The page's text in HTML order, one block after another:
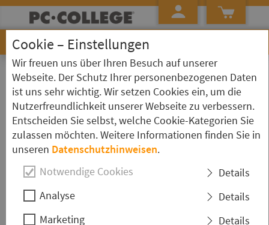
Startseite»Newsletter
Newsletter-Abmeldung
Zur Newsletter-Anmeldung hierklicken.
Cookie – Einstellungen
Wir freuen uns über Ihren Besuch auf unserer
Webseite. Der Schutz Ihrer personenbezogenen Daten
ist uns sehr wichtig. Wir setzen Cookies ein, um die
Nutzerfreundlichkeit unserer Webseite zu verbessern.
Entscheiden Sie selbst, welche Cookie-Kategorien Sie
zulassen möchten. Weitere Informationen finden Sie in
unseren Datenschutzhinweisen.
Notwendige Cookies
Details
Analyse
Details
Marketing
Details